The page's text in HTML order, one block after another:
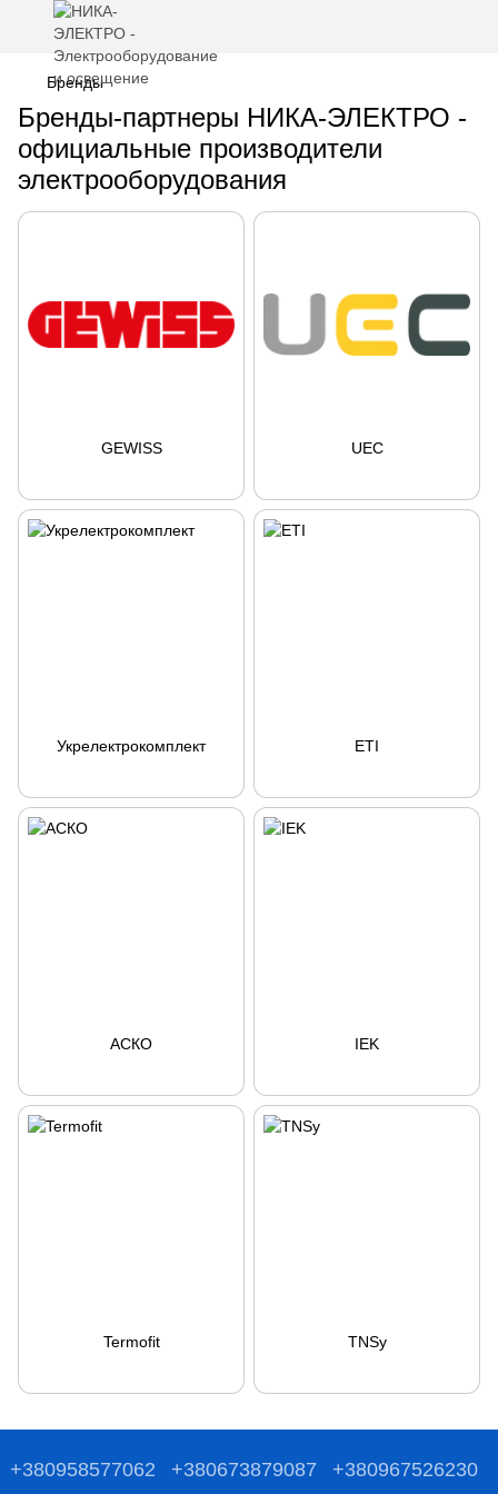
Бренды
Бренды-партнеры НИКА-ЭЛЕКТРО -
официальные производители
электрооборудования
GEWISS UEC
Укрелектрокомплект ETI
АСКО IEK
Termofit TNSy
+380958577062 +380673879087 +380967526230